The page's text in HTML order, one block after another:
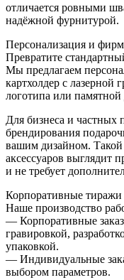
отличается ровными
надёжной фурнитурой.
Персонализация и
Превратите
Мы предлагаем
картхолдер с лазерной
логотипа или памятной
Для бизнеса и частных
брендирования
вашим дизайном.
аксессуаров выглядит
и не требует
Корпоративные
Наше производство
— Корпоративные
гравировкой,
упаковкой.
— Индивидуальные
выбором параметров.